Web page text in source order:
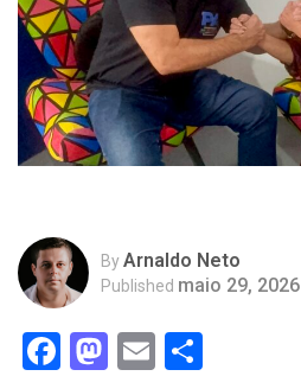
ByArnaldo Neto
Published maio 29, 2026
Facebook
Mastodon
Email